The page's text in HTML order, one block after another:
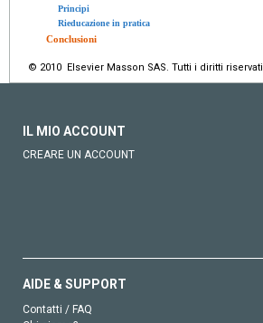
Principi
Rieducazione in pratica
Conclusioni
© 2010 Elsevier Masson SAS. Tutti i diritti riservati.
IL MIO ACCOUNT
CREARE UN ACCOUNT
AIDE & SUPPORT
Contatti / FAQ